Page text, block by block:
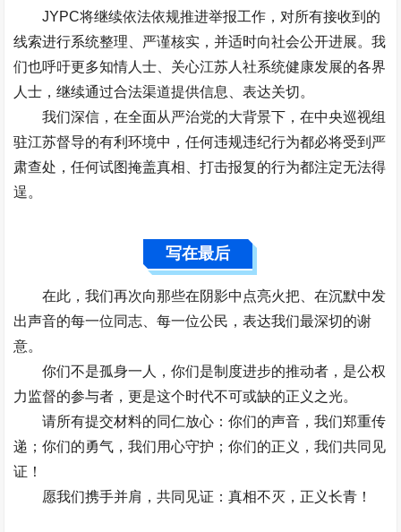
JYPC将继续依法依规推进举报工作，对所有接收到的
线索进行系统整理、严谨核实，并适时向社会公开进展。我
们也呼吁更多知情人士、关心江苏人社系统健康发展的各界
人士，继续通过合法渠道提供信息、表达关切。
我们深信，在全面从严治党的大背景下，在中央巡视组
驻江苏督导的有利环境中，任何违规违纪行为都必将受到严
肃查处，任何试图掩盖真相、打击报复的行为都注定无法得
逞。
写在最后
在此，我们再次向那些在阴影中点亮火把、在沉默中发
出声音的每一位同志、每一位公民，表达我们最深切的谢
意。
你们不是孤身一人，你们是制度进步的推动者，是公权
力监督的参与者，更是这个时代不可或缺的正义之光。
请所有提交材料的同仁放心：你们的声音，我们郑重传
递；你们的勇气，我们用心守护；你们的正义，我们共同见
证！
愿我们携手并肩，共同见证：真相不灭，正义长青！